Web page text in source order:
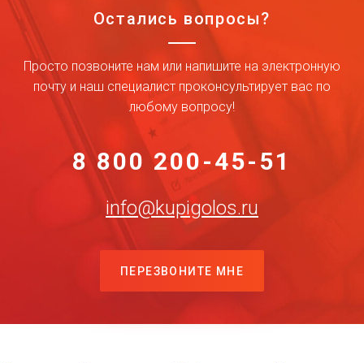
Остались вопросы?
Просто позвоните нам или напишите на электронную
почту и наш специалист проконсультирует вас по
любому вопросу!
8 800 200-45-51
info@kupigolos.ru
ПЕРЕЗВОНИТЕ МНЕ